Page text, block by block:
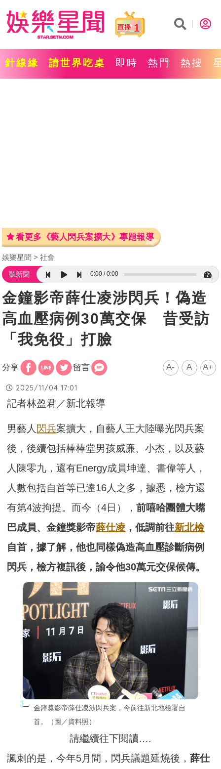
1
針線緣 請世界吃桌 即時 熱門 熱搜
看更多《藝人閃兵案擴大》專題報導
娛樂星聞 社會
聽新聞 0:00 0:00
金鐘影帝薛仕凌涉閃兵！偽造
高血壓病例30萬交保 昔受訪
「我免役」打臉
分享 留言 A- A A+
2025/11/04 17:01
記者林盈君／新北報導
男藝人 閃兵案擴大，自藝人王大陸曝光閃兵案
後，後續包括棒棒堂男孩威廉、小杰，以及藝
人陳零九，還有Energy成員坤達、書偉等人，
人數包括自首等已達16人之多，據悉，檢方還
有第4波拘提。而今（4日），前嘻哈團體大嘴
巴成員、金鐘獎影帝薛仕凌 ，低調前往新北檢
自首，據了解，他也同樣偽造高血壓診斷病例
閃兵，檢方複訊後，諭令他30萬元交保候傳。
金鐘獎影帝薛仕凌涉閃兵案，今前往新北地檢署自
首。（圖／資料照）
請繼續往下閱讀….
諷刺的是，今年5月間，閃兵議題延燒後，薛仕